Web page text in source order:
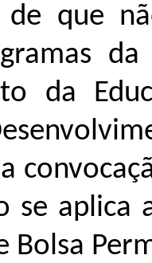
de que
da
se aplica
Bolsa